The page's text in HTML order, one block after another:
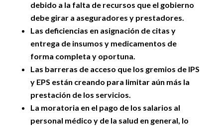
debido a la falta de recursos que el gobierno
debe girar a aseguradores y prestadores.
Las deficiencias en asignación de citas y
entrega de insumos y medicamentos de
forma completa y oportuna.
Las barreras de acceso que los gremios de IPS
y EPS están creando para limitar aún más la
prestación de los servicios.
La moratoria en el pago de los salarios al
personal médico y de la salud en general, lo